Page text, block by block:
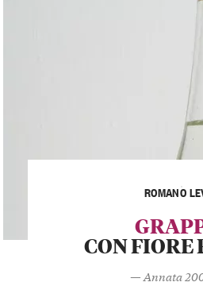
ROMANO
CON FIORE
— Annata